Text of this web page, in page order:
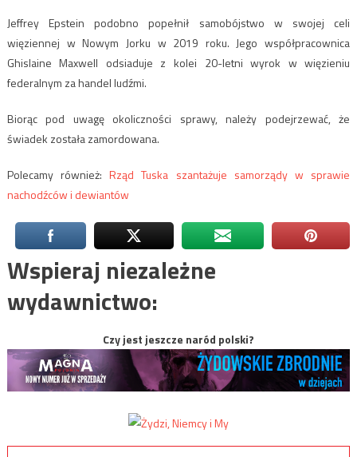
Jeffrey Epstein podobno popełnił samobójstwo w swojej celi
więziennej w Nowym Jorku w 2019 roku. Jego współpracownica
Ghislaine Maxwell odsiaduje z kolei 20-letni wyrok w więzieniu
federalnym za handel ludźmi.
Biorąc pod uwagę okoliczności sprawy, należy podejrzewać, że
świadek została zamordowana.
Polecamy również:Rząd Tuska szantażuje samorządy w sprawie
nachodźców i dewiantów
Wspieraj niezależne
wydawnictwo:
Czy jest jeszcze naród polski?